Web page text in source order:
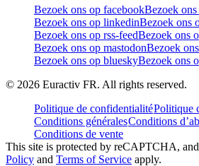
Bezoek ons op facebookBezoek
Bezoek ons op linkedinBezoek ons
Bezoek ons op rss-feedBezoek ons
Bezoek ons op mastodonBezoek
Bezoek ons op blueskyBezoek ons
© 2026 Euractiv FR. All rights reserved.
Politique de confidentialitéPolitique
Conditions généralesConditions
Conditions de vente
This site is protected by reCAPTCHA,
Policy and Terms of Service apply.